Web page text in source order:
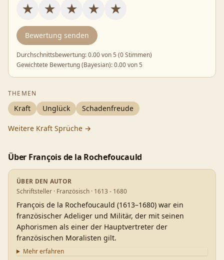
★ ★ ★ ★ ★
Bewertung senden
Durchschnittsbewertung:0.00von 5 (0 Stimmen)
Gewichtete Bewertung (Bayesian):0.00von 5
THEMEN
Kraft Unglück Schadenfreude
Weitere Kraft Sprüche →
Über François de la Rochefoucauld
ÜBER DEN AUTOR
Schriftsteller · Französisch · 1613 - 1680
François de la Rochefoucauld (1613–1680) war ein
französischer Adeliger und Militär, der mit seinen
Aphorismen als einer der Hauptvertreter der
französischen Moralisten gilt.
Mehr erfahren